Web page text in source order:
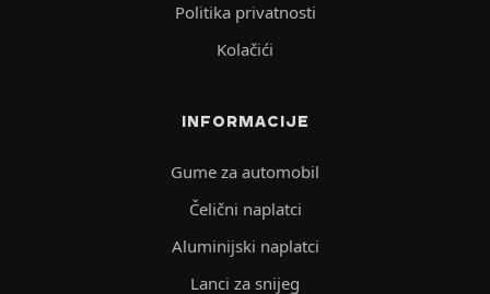
Politika privatnosti
Kolačići
INFORMACIJE
Gume za automobil
Čelični naplatci
Aluminijski naplatci
Lanci za snijeg